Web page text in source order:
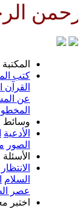
كتب
القرآن
عن
وسائط
الأدعية
الصور
السلام
عصر
اختبر